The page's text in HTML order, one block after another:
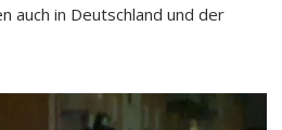
auch in Deutschland und der